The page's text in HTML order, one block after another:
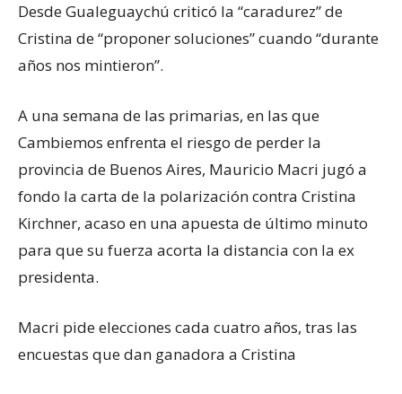
Desde Gualeguaychú criticó la “caradurez” de
Cristina de “proponer soluciones” cuando “durante
años nos mintieron”.
A una semana de las primarias, en las que
Cambiemos enfrenta el riesgo de perder la
provincia de Buenos Aires, Mauricio Macri jugó a
fondo la carta de la polarización contra Cristina
Kirchner, acaso en una apuesta de último minuto
para que su fuerza acorta la distancia con la ex
presidenta.
Macri pide elecciones cada cuatro años, tras las
encuestas que dan ganadora a Cristina